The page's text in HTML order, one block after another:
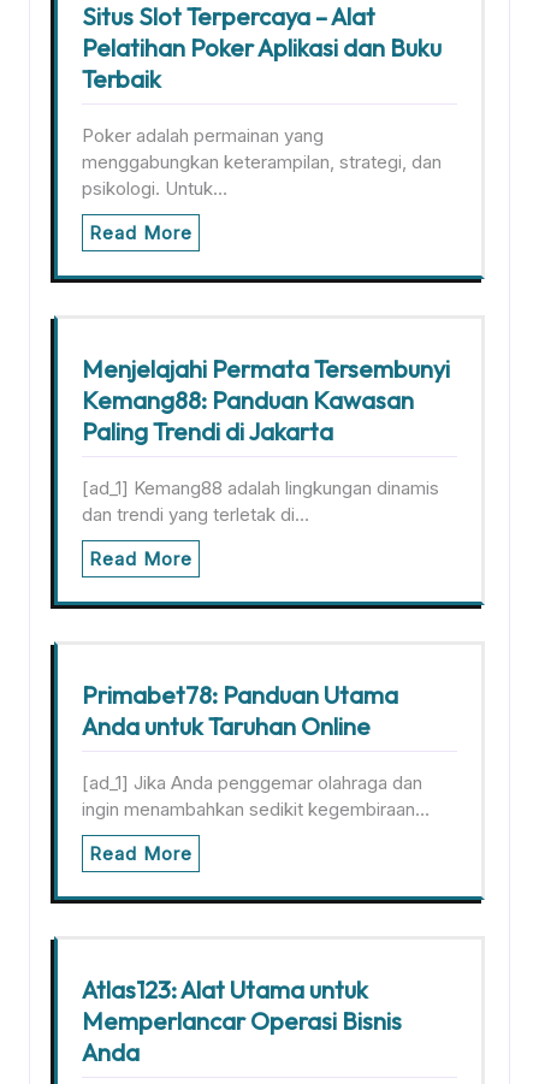
Situs Slot Terpercaya – Alat
Pelatihan Poker Aplikasi dan Buku
Terbaik
Poker adalah permainan yang
menggabungkan keterampilan, strategi, dan
psikologi. Untuk…
Read More
Menjelajahi Permata Tersembunyi
Kemang88: Panduan Kawasan
Paling Trendi di Jakarta
[ad_1] Kemang88 adalah lingkungan dinamis
dan trendi yang terletak di…
Read More
Primabet78: Panduan Utama
Anda untuk Taruhan Online
[ad_1] Jika Anda penggemar olahraga dan
ingin menambahkan sedikit kegembiraan…
Read More
Atlas123: Alat Utama untuk
Memperlancar Operasi Bisnis
Anda